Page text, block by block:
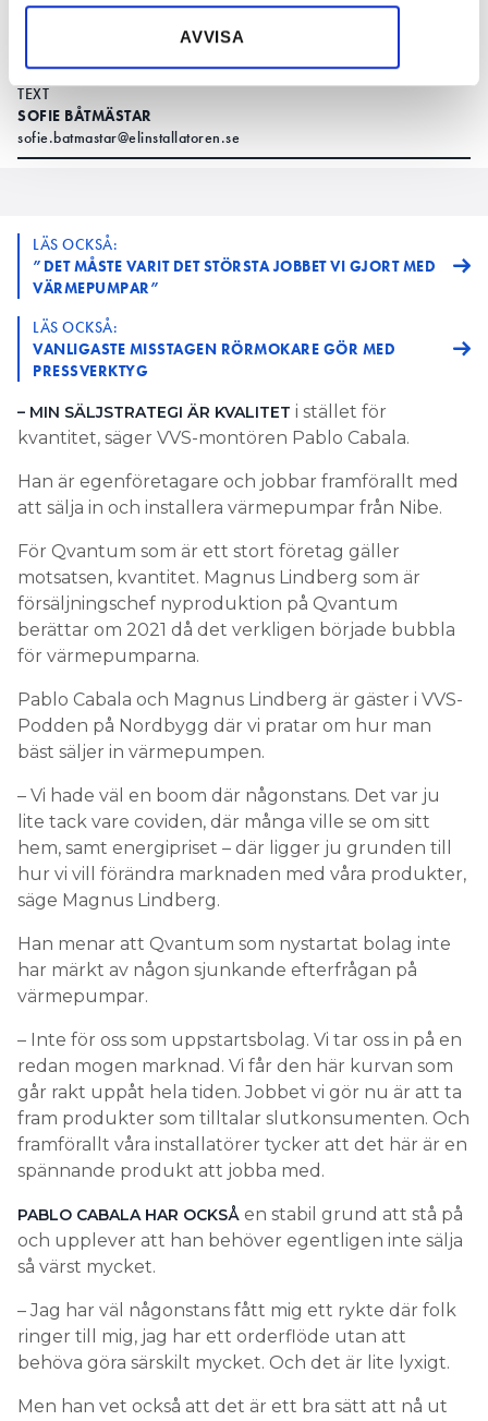
samlat in när du har använt deras tjänster.
AVVISA
på Qvantum ger sina bästa tips.
TEXT
SOFIE BÅTMÄSTAR
sofie.batmastar@elinstallatoren.se
LÄS OCKSÅ:
”DET MÅSTE VARIT DET STÖRSTA JOBBET VI GJORT MED
VÄRMEPUMPAR”
LÄS OCKSÅ:
VANLIGASTE MISSTAGEN RÖRMOKARE GÖR MED
PRESSVERKTYG
– MIN SÄLJSTRATEGI ÄR KVALITET i stället för
kvantitet, säger VVS-montören Pablo Cabala.
Han är egenföretagare och jobbar framförallt med
att sälja in och installera värmepumpar från Nibe.
För Qvantum som är ett stort företag gäller
motsatsen, kvantitet. Magnus Lindberg som är
försäljningschef nyproduktion på Qvantum
berättar om 2021 då det verkligen började bubbla
för värmepumparna.
Pablo Cabala och Magnus Lindberg är gäster i VVS-
Podden på Nordbygg där vi pratar om hur man
bäst säljer in värmepumpen.
– Vi hade väl en boom där någonstans. Det var ju
lite tack vare coviden, där många ville se om sitt
hem, samt energipriset – där ligger ju grunden till
hur vi vill förändra marknaden med våra produkter,
säge Magnus Lindberg.
Han menar att Qvantum som nystartat bolag inte
har märkt av någon sjunkande efterfrågan på
värmepumpar.
– Inte för oss som uppstartsbolag. Vi tar oss in på en
redan mogen marknad. Vi får den här kurvan som
går rakt uppåt hela tiden. Jobbet vi gör nu är att ta
fram produkter som tilltalar slutkonsumenten. Och
framförallt våra installatörer tycker att det här är en
spännande produkt att jobba med.
PABLO CABALA HAR OCKSÅ en stabil grund att stå på
och upplever att han behöver egentligen inte sälja
så värst mycket.
– Jag har väl någonstans fått mig ett rykte där folk
ringer till mig, jag har ett orderflöde utan att
behöva göra särskilt mycket. Och det är lite lyxigt.
Men han vet också att det är ett bra sätt att nå ut